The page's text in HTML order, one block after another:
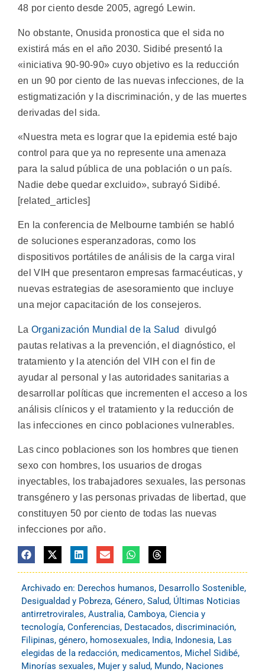
48 por ciento desde 2005, agregó Lewin.
No obstante, Onusida pronostica que el sida no
existirá más en el año 2030. Sidibé presentó la
«iniciativa 90-90-90» cuyo objetivo es la reducción
en un 90 por ciento de las nuevas infecciones, de la
estigmatización y la discriminación, y de las muertes
derivadas del sida.
«Nuestra meta es lograr que la epidemia esté bajo
control para que ya no represente una amenaza
para la salud pública de una población o un país.
Nadie debe quedar excluido», subrayó Sidibé.
[related_articles]
En la conferencia de Melbourne también se habló
de soluciones esperanzadoras, como los
dispositivos portátiles de análisis de la carga viral
del VIH que presentaron empresas farmacéuticas, y
nuevas estrategias de asesoramiento que incluye
una mejor capacitación de los consejeros.
La Organización Mundial de la Salud
divulgó
pautas relativas a la prevención, el diagnóstico, el
tratamiento y la atención del VIH con el fin de
ayudar al personal y las autoridades sanitarias a
desarrollar políticas que incrementen el acceso a los
análisis clínicos y el tratamiento y la reducción de
las infecciones en cinco poblaciones vulnerables.
Las cinco poblaciones son los hombres que tienen
sexo con hombres, los usuarios de drogas
inyectables, los trabajadores sexuales, las personas
transgénero y las personas privadas de libertad, que
constituyen 50 por ciento de todas las nuevas
infecciones por año.
Archivado en: Derechos humanos, Desarrollo Sostenible,
Desigualdad y Pobreza, Género, Salud, Últimas Noticias
antirretrovirales, Australia, Camboya, Ciencia y
tecnología, Conferencias, Destacados, discriminación,
Filipinas, género, homosexuales, India, Indonesia, Las
elegidas de la redacción, medicamentos, Michel Sidibé,
Minorías sexuales, Mujer y salud, Mundo, Naciones